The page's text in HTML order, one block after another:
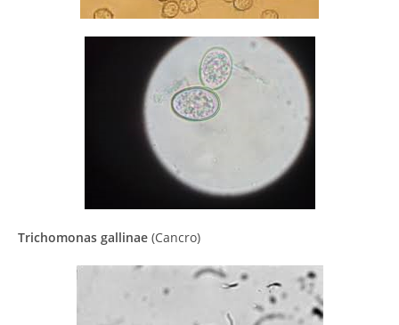
Trichomonas gallinae (Cancro)